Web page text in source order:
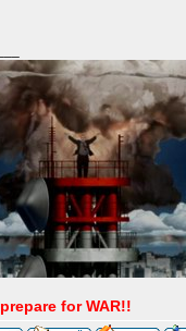
prepare for WAR!!